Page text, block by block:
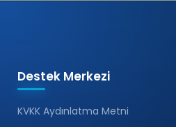
Destek Merkezi
KVKK Aydınlatma Metni